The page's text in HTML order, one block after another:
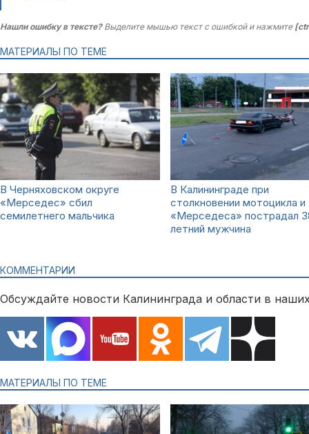
Нашли ошибку в тексте?Выделите мышью текст с ошибкой и нажмите
МАТЕРИАЛЫ ПО ТЕМЕ
В Черняховском округе
«Мерседес» сбил
семилетнего мальчика
В Калининграде при
столкновении мотоцикла и
«Мерседеса» пострадал
летний мужчина
КОММЕНТАРИИ
Обсуждайте новости Калининграда и области в
МАТЕРИАЛЫ ПО ТЕМЕ